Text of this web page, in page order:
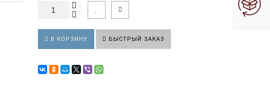
В КОРЗИНУ БЫСТРЫЙ ЗАКАЗ